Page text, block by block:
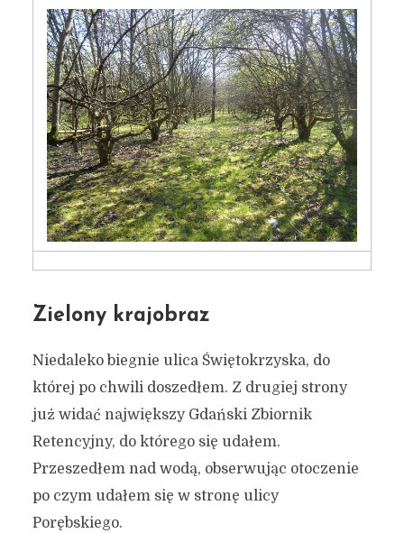
Zielony krajobraz
Niedaleko biegnie ulica Świętokrzyska, do
której po chwili doszedłem. Z drugiej strony
już widać największy Gdański Zbiornik
Retencyjny, do którego się udałem.
Przeszedłem nad wodą, obserwując otoczenie
po czym udałem się w stronę ulicy
Porębskiego.